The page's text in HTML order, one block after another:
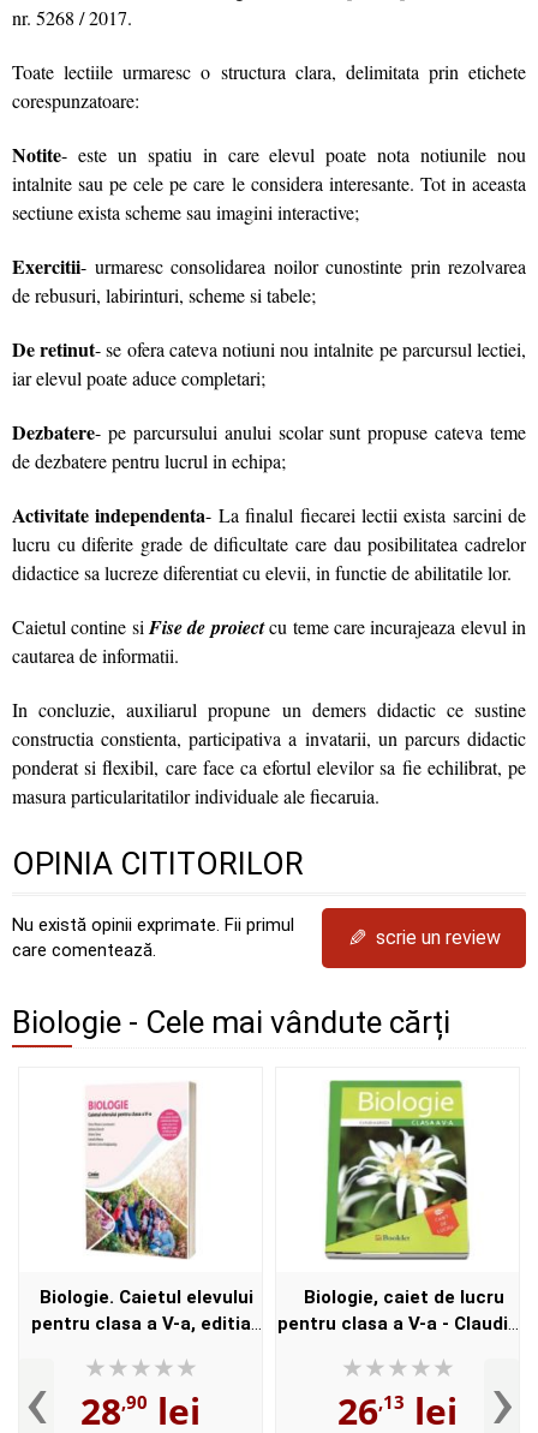
nr. 5268 / 2017.
Toate lectiile urmaresc o structura clara, delimitata prin etichete
corespunzatoare:
Notite- este un spatiu in care elevul poate nota notiunile nou
intalnite sau pe cele pe care le considera interesante. Tot in aceasta
sectiune exista scheme sau imagini interactive;
Exercitii- urmaresc consolidarea noilor cunostinte prin rezolvarea
de rebusuri, labirinturi, scheme si tabele;
De retinut- se ofera cateva notiuni nou intalnite pe parcursul lectiei,
iar elevul poate aduce completari;
Dezbatere- pe parcursului anului scolar sunt propuse cateva teme
de dezbatere pentru lucrul in echipa;
Activitate independenta- La finalul fiecarei lectii exista sarcini de
lucru cu diferite grade de dificultate care dau posibilitatea cadrelor
didactice sa lucreze diferentiat cu elevii, in functie de abilitatile lor.
Caietul contine si Fise de proiectcu teme care incurajeaza elevul in
cautarea de informatii.
In concluzie, auxiliarul propune un demers didactic ce sustine
constructia constienta, participativa a invatarii, un parcurs didactic
ponderat si flexibil, care face ca efortul elevilor sa fie echilibrat, pe
masura particularitatilor individuale ale fiecaruia.
OPINIA CITITORILOR
Nu există opinii exprimate. Fii primul
care comentează.
✎ scrie un review
Biologie - Cele mai vândute cărți
‹
Biologie. Caietul elevului
pentru clasa a V-a, editia
28,90 lei
Biologie, caiet de lucru
pentru clasa a V-a - Claudia
26,13 lei ›